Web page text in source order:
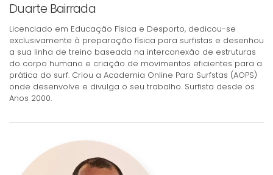
Duarte Bairrada
Licenciado em Educação Física e Desporto, dedicou-se
exclusivamente à preparação física para surfistas e desenhou
a sua linha de treino baseada na interconexão de estruturas
do corpo humano e criação de movimentos eficientes para a
prática do surf. Criou a Academia Online Para Surfstas (AOPS)
onde desenvolve e divulga o seu trabalho. Surfista desde os
Anos 2000.